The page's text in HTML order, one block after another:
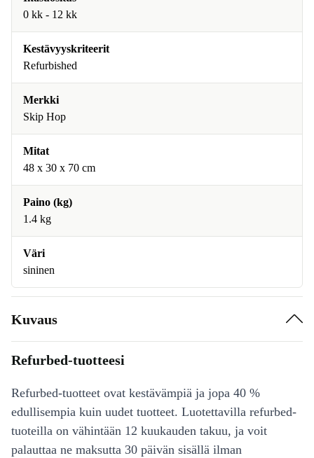
0 kk - 12 kk
Kestävyyskriteerit
Refurbished
Merkki
Skip Hop
Mitat
48 x 30 x 70 cm
Paino (kg)
1.4 kg
Väri
sininen
Kuvaus
Refurbed-tuotteesi
Refurbed-tuotteet ovat kestävämpiä ja jopa 40 %
edullisempia kuin uudet tuotteet. Luotettavilla refurbed-
tuoteilla on vähintään 12 kuukauden takuu, ja voit
palauttaa ne maksutta 30 päivän sisällä ilman